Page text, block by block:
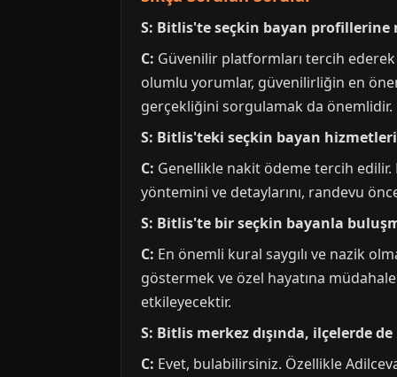
S: Bitlis'te seçkin bayan profillerine
C: Güvenilir platformları tercih
olumlu yorumlar, güvenilirliğin en
gerçekliğini sorgulamak da önemlidir.
S: Bitlis'teki seçkin bayan
C: Genellikle nakit ödeme tercih
yöntemini ve detaylarını, randevu
S: Bitlis'te bir seçkin bayanla
C: En önemli kural saygılı ve nazik
göstermek ve özel hayatına
etkileyecektir.
S: Bitlis merkez dışında, ilçelerde
C: Evet, bulabilirsiniz. Özellikle